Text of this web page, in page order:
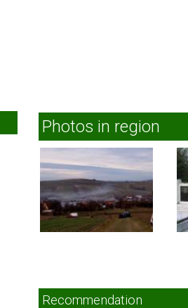
Photos in region
Recommendation